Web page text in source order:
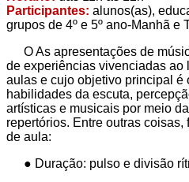
Participantes: alunos(as),
grupos de 4º e 5º ano-Manhã e
O As apresentações de
de experiências vivenciadas ao
aulas e cujo objetivo principal é
habilidades da escuta,
artísticas e musicais por meio
repertórios. Entre outras
de aula:
● Duração: pulso e divisão